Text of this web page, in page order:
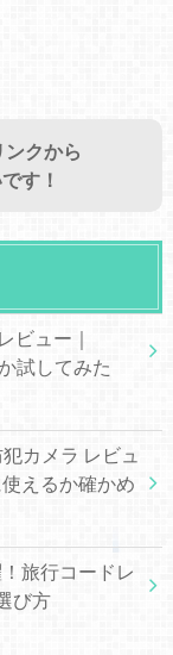
クから
す！
ビュー｜
試してみた
カメラ レビュ
えるか確かめ
旅行コードレ
び方